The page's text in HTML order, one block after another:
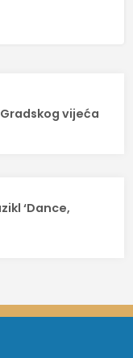
vijeća
‘Dance,